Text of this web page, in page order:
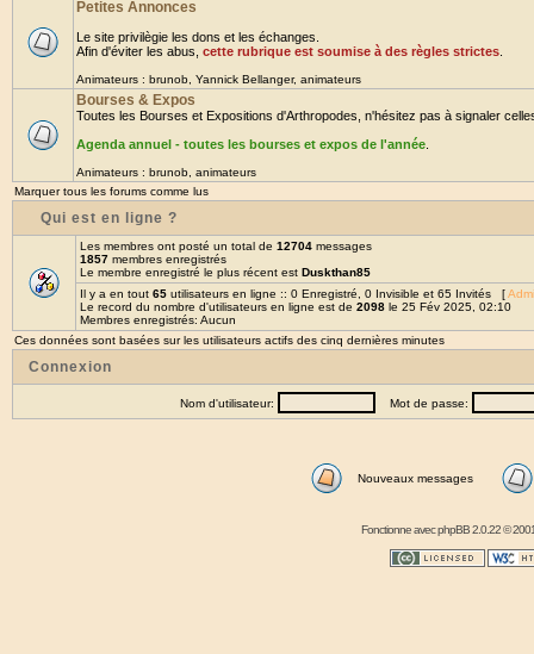
Petites Annonces
Le site privilègie les dons et les échanges.
Afin d'éviter les abus, cette rubrique est soumise à des règles strictes
Animateurs : brunob Yannick Bellanger, animateurs
Bourses & Expos
Toutes les Bourses et Expositions d'Arthropodes, n'hésitez pas à signaler
Agenda annuel - toutes les bourses et expos de l'année
Animateurs : brunob animateurs
Marquer tous les forums comme lus
Qui est en ligne ?
Les membres ont posté un total de 12704 messages
1857 membres enregistrés
Le membre enregistré le plus récent est Duskthan85
Il y a en tout 65 utilisateurs en ligne :: 0 Enregistré, 0 Invisible et 65 Invités [
Le record du nombre d'utilisateurs en ligne est de 2098 le 25 Fév 2025, 02:10
Membres enregistrés: Aucun
Ces données sont basées sur les utilisateurs actifs des cinq dernières minutes
Connexion
Nom d'utilisateur: Mot de passe:
Nouveaux messages
Fonctionne avecphpBB2.0.22 ©